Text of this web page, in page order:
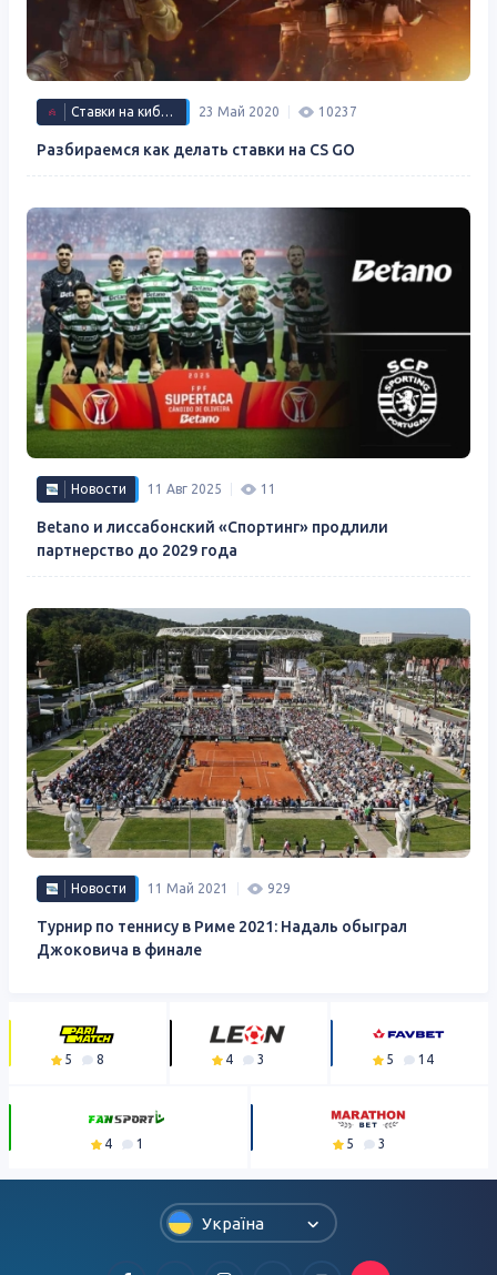
Ставки на киберспорт 23 Май 2020 10237
Разбираемся как делать ставки на CS GO
Новости 11 Авг 2025 11
Betano и лиссабонский «Спортинг» продлили
партнерство до 2029 года
Новости 11 Май 2021 929
Турнир по теннису в Риме 2021: Надаль обыграл
Джоковича в финале
5 8 4 3 5 14
4 1 5 3
Україна